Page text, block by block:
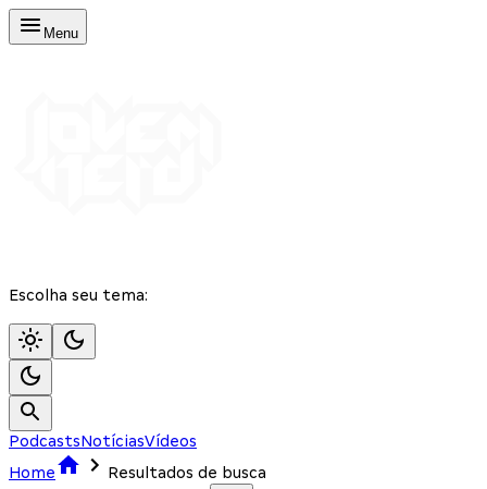
Menu
Escolha seu tema:
PodcastsNotíciasVídeos
Home
Resultados de busca